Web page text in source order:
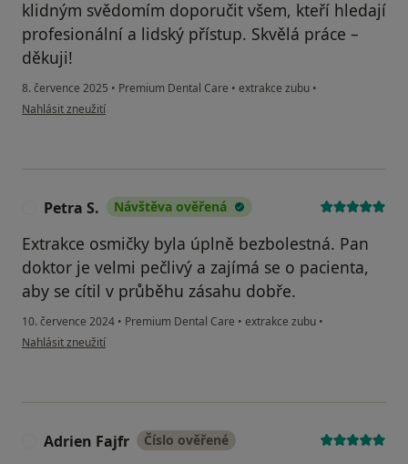
klidným svědomím doporučit všem, kteří hledají
profesionální a lidský přístup. Skvělá práce –
děkuji!
8. července 2025 • Premium Dental Care • extrakce zubu •
podle názoru uživatele Lukáš
Nahlásit zneužití
Petra S. Návštěva ověřená
Extrakce osmičky byla úplně bezbolestná. Pan
doktor je velmi pečlivý a zajímá se o pacienta,
aby se cítil v průběhu zásahu dobře.
10. července 2024 • Premium Dental Care • extrakce zubu •
podle názoru uživatele Petra S.
Nahlásit zneužití
Adrien Fajfr Číslo ověřené